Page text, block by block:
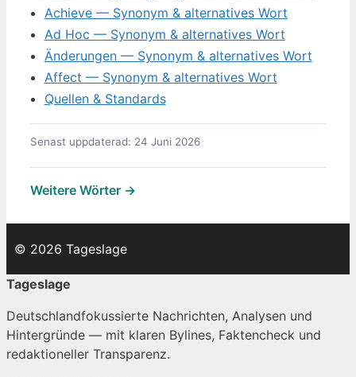
Achieve — Synonym & alternatives Wort
Ad Hoc — Synonym & alternatives Wort
Änderungen — Synonym & alternatives Wort
Affect — Synonym & alternatives Wort
Quellen & Standards
Senast uppdaterad: 24 Juni 2026
Weitere Wörter →
© 2026 Tageslage
Tageslage
Deutschlandfokussierte Nachrichten, Analysen und
Hintergründe — mit klaren Bylines, Faktencheck und
redaktioneller Transparenz.